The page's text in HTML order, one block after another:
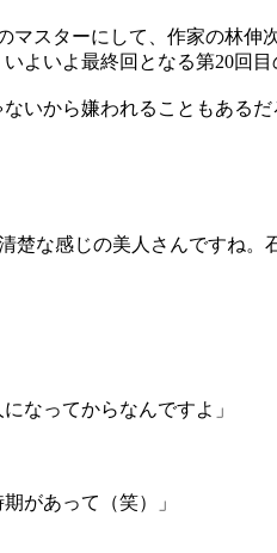
マスターにして、作家の林
いよいよ最終回となる第20回
いから嫌われることもある
な感じの美人さんですね。
なってからなんですよ」
があって（笑）」